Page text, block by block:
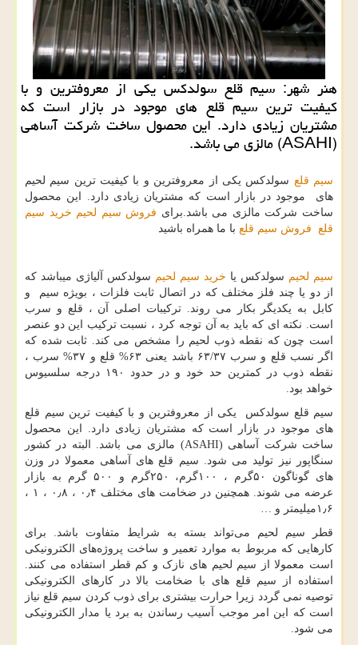
هنر شهر: سیم قلع سولدكس یكی از معروفترین و با
كیفیت ترین سیم قلع های موجود در بازار است كه
مشتریان زیادی دارد. این محصول ساخت شركت آساهی
(ASAHI) مالزی می باشد.
سیم قلع سولدکس یكی از معروفترین و با كیفیت ترین سیم لحیم
های موجود در بازار است كه مشتریان زیادی دارد. این محصول
ساخت شركت مالزی می باشد.برای فروش سیم لحیم خرید سیم
قلع
فروش سیم قلع با ما همراه باشید
سیم لحیم سولدکس یا خرید سیم لحیم سولدکس آلیاژی میباشد که
از دو یا چند فلز مختلف که در اتصال ثابت فلزات ، بویژه سیم و
کابل به یکدیگر بکار می روند. ترکیبات اصلی آن ، قلع و سرب
است. نکته ای که باید به آن توجه کرد ، نسبت ترکیب این دو عنصر
است چون که نقطه ذوب لحیم را مشخص می کند. ثابت شده که
اگر نسب قلع و سرب ۶۳/۳۷ باشد یعنی ۶۳% قلع و ۳۷% سرب ،
نقطه ذوب در کمترین حد خود و در حدود ۱۹۰ درجه سلسیوس
خواهد بود.
سیم قلع سولدکس یکی از معروفترین و با کیفیت ترین سیم قلع
های موجود در بازار است که مشتریان زیادی دارد. این محصول
ساخت شرکت آساهی (ASAHI) مالزی می باشد. البته در کشور
سنگاپور نیز تولید می شود. سیم قلع های آساهی معمولا در وزن
های گوناگون ۵۰گرم ، ۱۰۰گرم، ۲۵۰گرم و ۵۰۰ گرم به بازار
عرضه می شوند. همچنین در ضخامت های مختلف ۰٫۴ ، ۰٫۸ ، ۱ ،
۱٫۶میلیمتر و …
قطر سیم لحیم می‌تواند بسته به شرایط متفاوت باشد. برای
کارهایی که مربوط به موارد تعمیر و ساخت پروژه‌های الکترونیکی
است معمولا از سیم لحیم های نازک و کم قطر استفاده می کنند.
استفاده از سیم قلع های با ضخامت بالا در کارهای الکترونیکی
توصیه نمی گردد زیرا حرارت بیشتری برای ذوب کردن سیم قلع نیاز
است که این امر موجب آسیب رساندن به برد یا مدار الکترونیکی
می شود.